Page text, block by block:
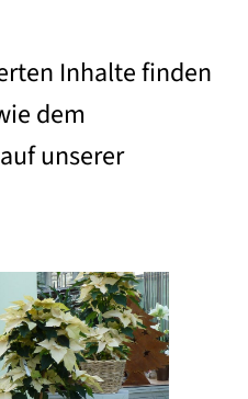
Inhalte finden
dem
unserer